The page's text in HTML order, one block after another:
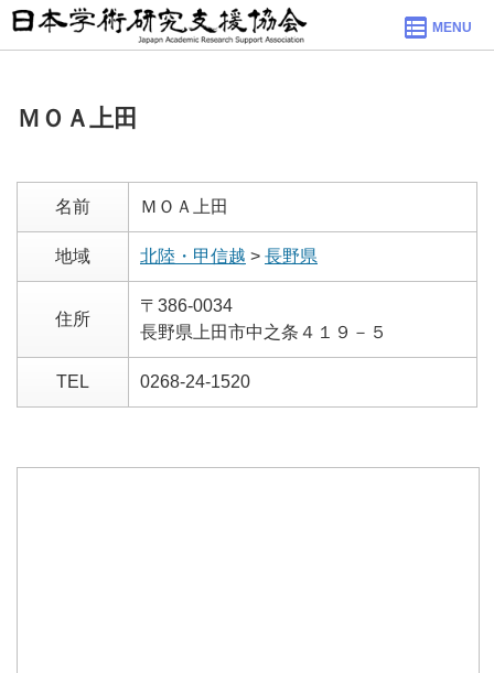
MENU
ＭＯＡ上田
名前 ＭＯＡ上田
地域 北陸・甲信越 > 長野県
住所
〒386-0034
長野県上田市中之条４１９－５
TEL 0268-24-1520